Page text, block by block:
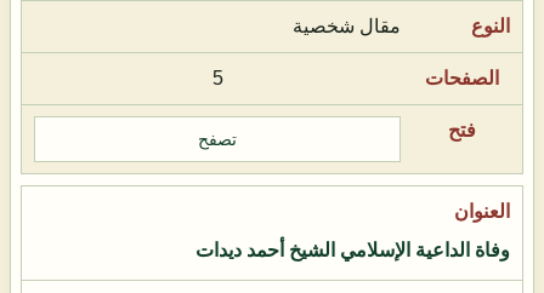
مقال شخصية
5
تصفح
وفاة الداعية الإسلامي الشيخ أحمد ديدات